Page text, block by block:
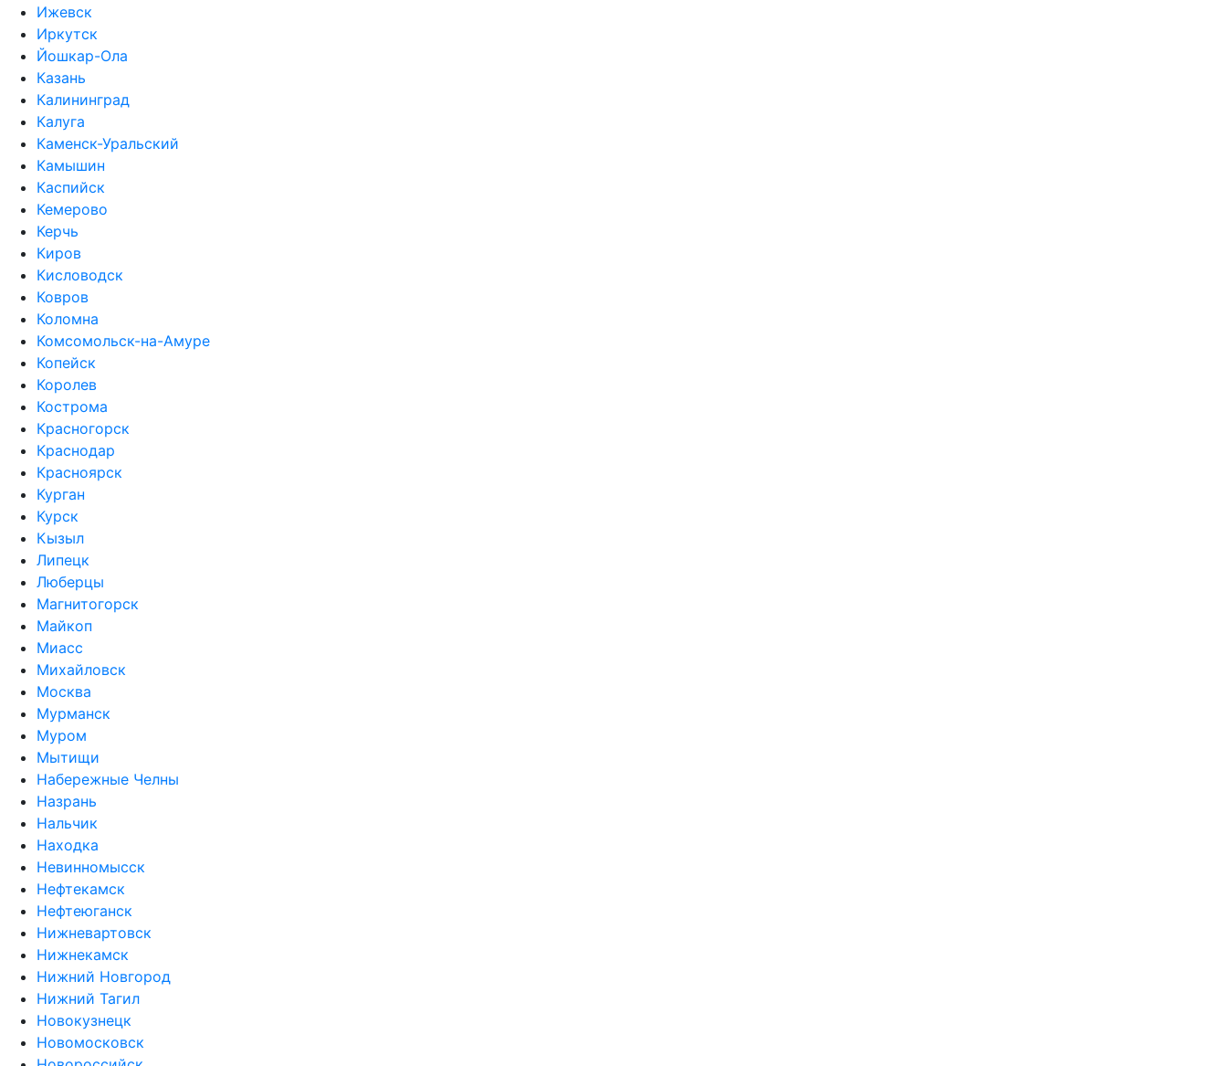
Ижевск
Иркутск
Йошкар-Ола
Казань
Калининград
Калуга
Каменск-Уральский
Камышин
Каспийск
Кемерово
Керчь
Киров
Кисловодск
Ковров
Коломна
Комсомольск-на-Амуре
Копейск
Королев
Кострома
Красногорск
Краснодар
Красноярск
Курган
Курск
Кызыл
Липецк
Люберцы
Магнитогорск
Майкоп
Миасс
Михайловск
Москва
Мурманск
Муром
Мытищи
Набережные Челны
Назрань
Нальчик
Находка
Невинномысск
Нефтекамск
Нефтеюганск
Нижневартовск
Нижнекамск
Нижний Новгород
Нижний Тагил
Новокузнецк
Новомосковск